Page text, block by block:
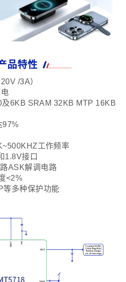
品特性
/3A）
6KB SRAM 32KB MTP 16KB
97%
工作频率
1.8V接口
ASK解调电路
<2%
等多种保护功能